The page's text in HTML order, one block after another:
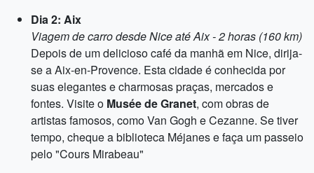
Dia 2: Aix
Viagem de carro desde Nice até Aix - 2 horas (160 km)
Depois de um delicioso café da manhã em Nice, dirija-
se a Aix-en-Provence. Esta cidade é conhecida por
suas elegantes e charmosas praças, mercados e
fontes. Visite o Musée de Granet, com obras de
artistas famosos, como Van Gogh e Cezanne. Se tiver
tempo, cheque a biblioteca Méjanes e faça um passeio
pelo "Cours Mirabeau"